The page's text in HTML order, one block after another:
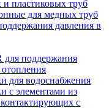
и пластиковых труб
для медных труб
давления в
для поддержания
отопления
для водоснабжения
с элементами из
с